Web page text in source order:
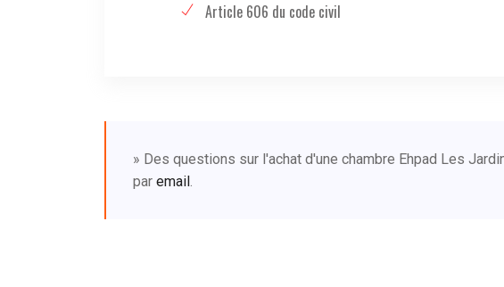
Article 606 du code civil
» Des questions sur l'achat d'une chambre Ehpad Les
par email .